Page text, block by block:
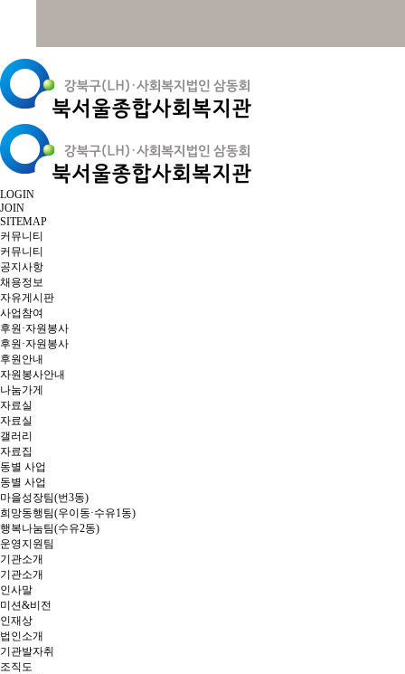
LOGIN
JOIN
SITEMAP
커뮤니티
커뮤니티
공지사항
채용정보
자유게시판
사업참여
후원·자원봉사
후원·자원봉사
후원안내
자원봉사안내
나눔가게
자료실
자료실
갤러리
자료집
동별 사업
동별 사업
마을성장팀(번3동)
희망동행팀(우이동·수유1동)
행복나눔팀(수유2동)
운영지원팀
기관소개
기관소개
인사말
미션&비전
인재상
법인소개
기관발자취
조직도